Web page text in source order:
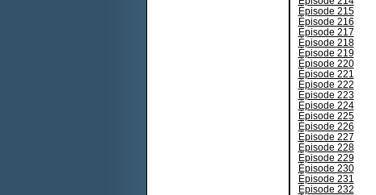
Épisode 215
Épisode 216
Épisode 217
Épisode 218
Épisode 219
Épisode 220
Épisode 221
Épisode 222
Épisode 223
Épisode 224
Épisode 225
Épisode 226
Épisode 227
Épisode 228
Épisode 229
Épisode 230
Épisode 231
Épisode 232